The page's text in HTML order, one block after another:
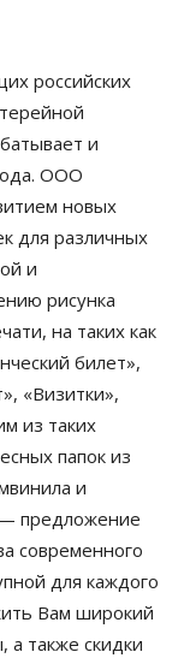
российских
и
ООО
новых
для различных
и
рисунка
на таких как
билет»,
«Визитки»,
из таких
папок из
и
предложение
современного
для каждого
Вам широкий
а также скидки